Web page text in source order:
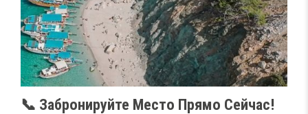
📞 Забронируйте Место Прямо Сейчас!